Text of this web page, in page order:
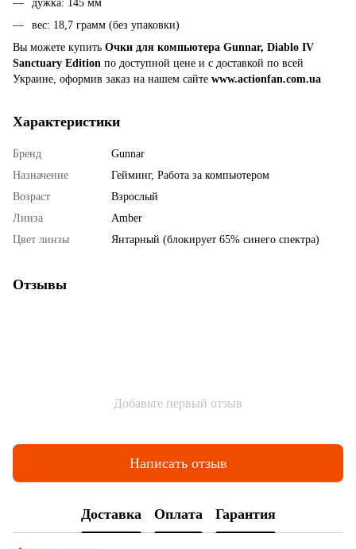
дужка: 145 мм
вес: 18,7 грамм (без упаковки)
Вы можете купить Очки для компьютера Gunnar, Diablo IV
Sanctuary Edition по доступной цене и с доставкой по всей
Украине, оформив заказ на нашем сайте www.actionfan.com.ua
Характеристики
Бренд
Gunnar
Назначение
Гейминг, Работа за компьютером
Возраст
Взрослый
Линза
Amber
Цвет линзы
Янтарный (блокирует 65% синего спектра)
Отзывы
Добавьте первый отзыв
Написать отзыв
Доставка Оплата Гарантия